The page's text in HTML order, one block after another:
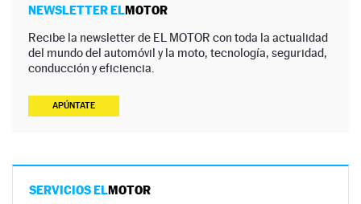
NEWSLETTER ELMOTOR
Recibe la newsletter de EL MOTOR con toda la actualidad
del mundo del automóvil y la moto, tecnología, seguridad,
conducción y eficiencia.
APÚNTATE
SERVICIOS ELMOTOR